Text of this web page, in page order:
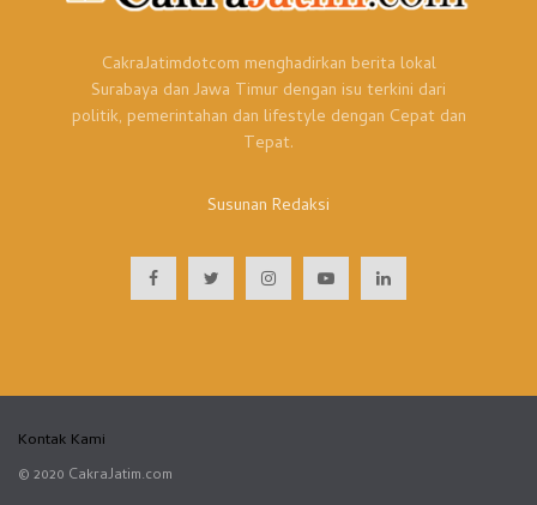
CakraJatimdotcom menghadirkan berita lokal
Surabaya dan Jawa Timur dengan isu terkini dari
politik, pemerintahan dan lifestyle dengan Cepat dan
Tepat.
Susunan Redaksi
Kontak Kami
© 2020 CakraJatim.com